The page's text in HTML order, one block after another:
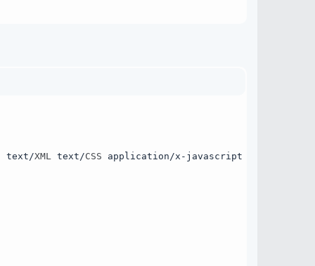
text/XML text/CSS application/x-javascript